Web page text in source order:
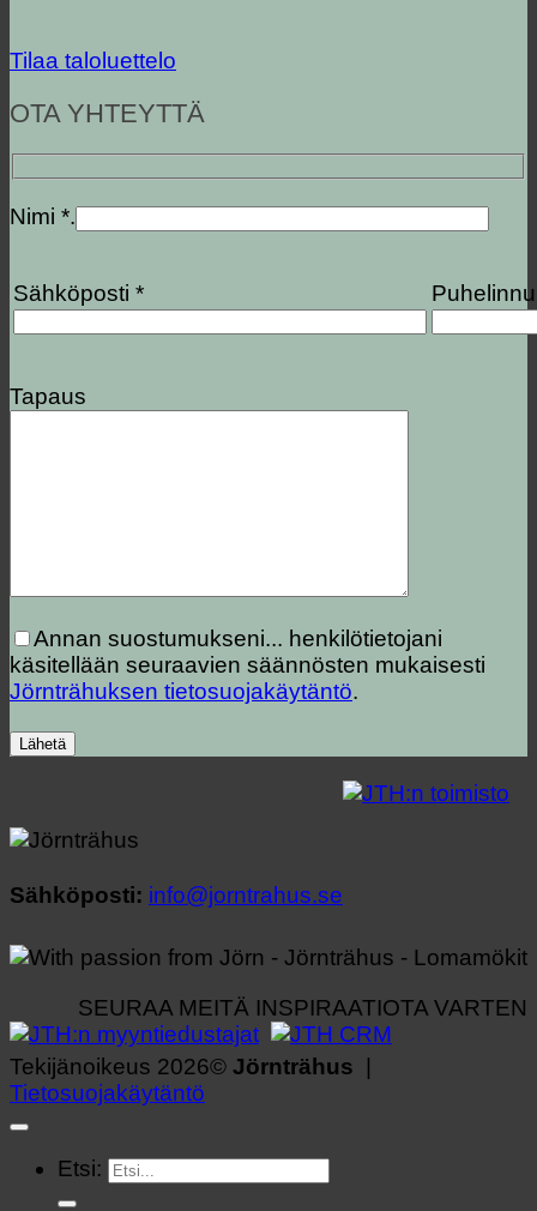
Tilaa taloluettelo
OTA YHTEYTTÄ
Nimi *.
Sähköposti *
Tapaus
Annan suostumukseni... henkilötietojani
käsitellään seuraavien säännösten mukaisesti
Jörnträhuksen tietosuojakäytäntö.
Sähköposti: info@jorntrahus.se
SEURAA MEITÄ INSPIRAATIOTA VARTEN
Tekijänoikeus 2026© Jörnträhus |
Tietosuojakäytäntö
Etsi: